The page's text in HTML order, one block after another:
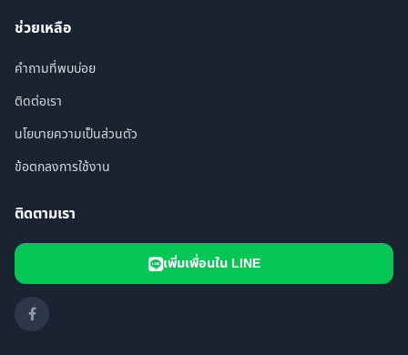
ช่วยเหลือ
คำถามที่พบบ่อย
ติดต่อเรา
นโยบายความเป็นส่วนตัว
ข้อตกลงการใช้งาน
ติดตามเรา
เพิ่มเพื่อนใน LINE